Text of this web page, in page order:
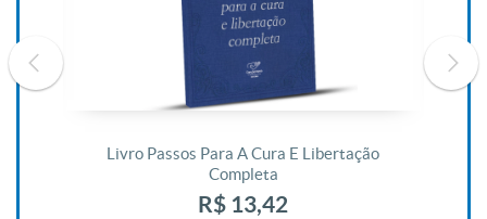
Livro Passos Para A Cura E Libertação
Completa
R$ 13,42